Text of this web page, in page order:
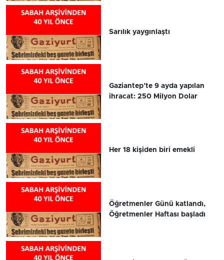
Sarılık yaygınlaştı
Gaziantep’te 9 ayda yapılan
ihracat: 250 Milyon Dolar
Her 18 kişiden biri emekli
Öğretmenler Günü katlandı,
Öğretmenler Haftası başladı